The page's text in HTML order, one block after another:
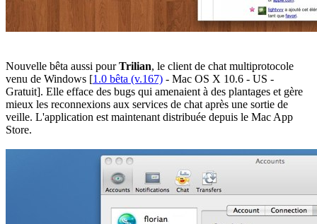
Nouvelle bêta aussi pourTrilian, le client de chat multiprotocole
venu de Windows [1.0 bêta (v.167) - Mac OS X 10.6 - US -
Gratuit]. Elle efface des bugs qui amenaient à des plantages et gère
mieux les reconnexions aux services de chat après une sortie de
veille. L'application est maintenant distribuée depuis le Mac App
Store.